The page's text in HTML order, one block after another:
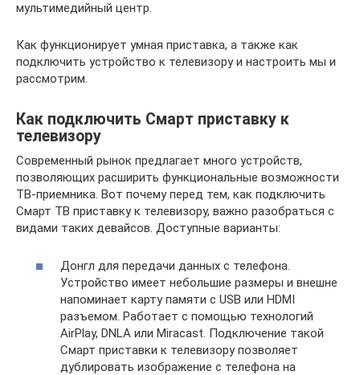
мультимедийный центр.
Как функционирует умная приставка, а также как
подключить устройство к телевизору и настроить мы и
рассмотрим.
Как подключить Смарт приставку к
телевизору
Современный рынок предлагает много устройств,
позволяющих расширить функциональные возможности
ТВ-приемника. Вот почему перед тем, как подключить
Смарт ТВ приставку к телевизору, важно разобраться с
видами таких девайсов. Доступные варианты:
Донгл для передачи данных с телефона.
Устройство имеет небольшие размеры и внешне
напоминает карту памяти с USB или HDMI
разъемом. Работает с помощью технологий
AirPlay, DNLA или Miracast. Подключение такой
Смарт приставки к телевизору позволяет
дублировать изображение с телефона на